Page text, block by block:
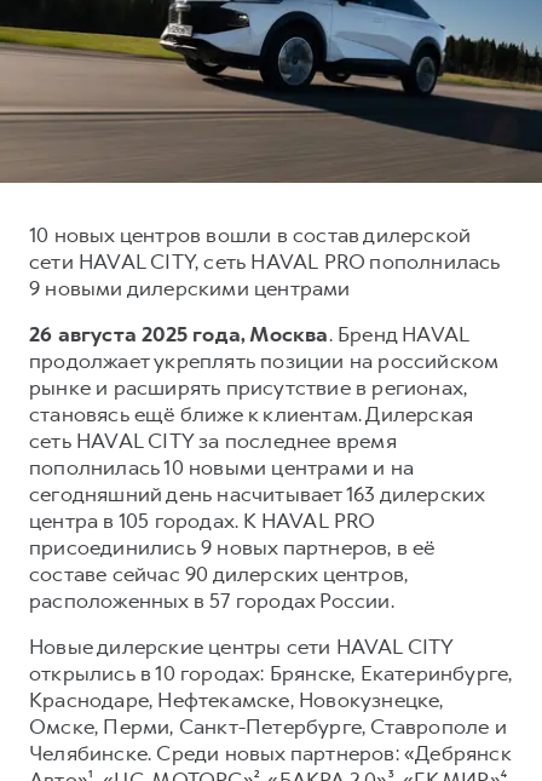
от 3 199 000 ₽
DARGO X
от 3 499 000 ₽
F7 F7X
от 3 449 000 ₽
Тест-драйв
Страхование
Кредит
КОРПОРАТИВНЫМ КЛИЕНТАМ
Для малого бизнеса
Корпоративным клиентам
Крупным корпоративным клиентам
Система управления автопарком
Сервис для корпоративных клиентов
HAVAL Лизинг
АКСЕССУАРЫ HAVAL
Автомобильные аксессуары
Коллекция CITY
СЕРВИСНОЕ ОБСЛУЖИВАНИЕ
Программа «Помощь на дороге»
ПОДДЕРЖКА
Гарантия HAVAL
Мобильное приложение GWM
Программа «HAVAL Защита+»
Руководства по эксплуатации
Подписки
АКСЕССУАРЫ HAVAL
Коллекция CITY
Коллекция Базовая
Коллекция Детская
О дилере
Контакты
10 новых центров вошли в состав дилерской
сети HAVAL CITY, сеть HAVAL PRO пополнилась
9 новыми дилерскими центрами
26 августа 2025 года, Москва. Бренд HAVAL
продолжает укреплять позиции на российском
рынке и расширять присутствие в регионах,
становясь ещё ближе к клиентам. Дилерская
сеть HAVAL CITY за последнее время
пополнилась 10 новыми центрами и на
сегодняшний день насчитывает 163 дилерских
центра в 105 городах. К HAVAL PRO
присоединились 9 новых партнеров, в её
составе сейчас 90 дилерских центров,
расположенных в 57 городах России.
Новые дилерские центры сети HAVAL CITY
открылись в 10 городах: Брянске, Екатеринбурге,
Краснодаре, Нефтекамске, Новокузнецке,
Омске, Перми, Санкт-Петербурге, Ставрополе и
Челябинске. Среди новых партнеров: «Дебрянск